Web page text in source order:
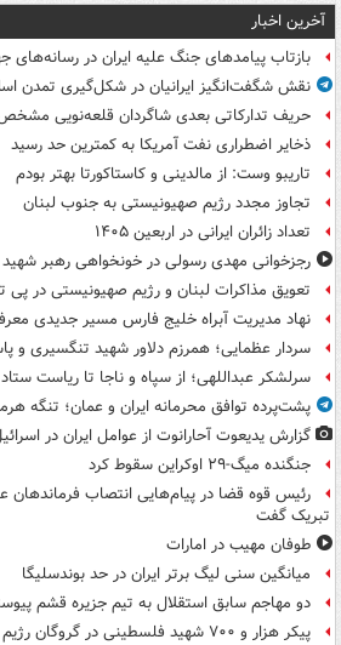
آخرین اخبار
بازتاب پیامدهای جنگ علیه ایران در رسانه‌های
نقش شگفت‌انگیز ایرانیان در شکل‌گیری تمدن
حریف تدارکاتی بعدی شاگردان قلعه‌نویی
ذخایر اضطراری نفت آمریکا به کمترین حد رسید
تاریبو وست: از مالدینی و کاستاکورتا بهتر بودم
تجاوز مجدد رژیم صهیونیستی به جنوب لبنان
تعداد زائران ایرانی در اربعین ۱۴۰۵
رجزخوانی مهدی رسولی در خونخواهی رهبر شهید
تعویق مذاکرات لبنان و رژیم صهیونیستی در
نهاد مدیریت آبراه خلیج فارس مسیر جدیدی
سردار عظمایی؛ همرزم دلاور شهید تنگسیری و
سرلشکر عبداللهی؛ از سپاه و ناجا تا ریاست
پشت‌پرده توافق محرمانه ایران و عمان؛ تنگه
گزارش یدیعوت آحارانوت از عوامل ایران در
جنگنده میگ-۲۹ اوکراین سقوط کرد
رئیس قوه قضا در پیام‌هایی انتصاب‌ فرماندهان
تبریک گفت
طوفان مهیب در امارات
میانگین سنی لیگ برتر ایران در حد بوندسلیگا
دو مهاجم سابق استقلال به تیم جزیره قشم
پیکر هزار و ۷۰۰ شهید فلسطینی در گروگان رژیم صهیونیستی